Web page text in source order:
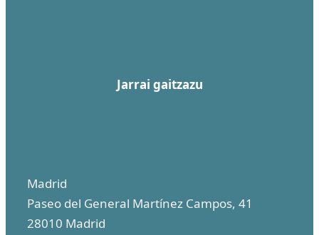
Jarrai gaitzazu
Madrid
Paseo del General Martínez Campos, 41
28010 Madrid